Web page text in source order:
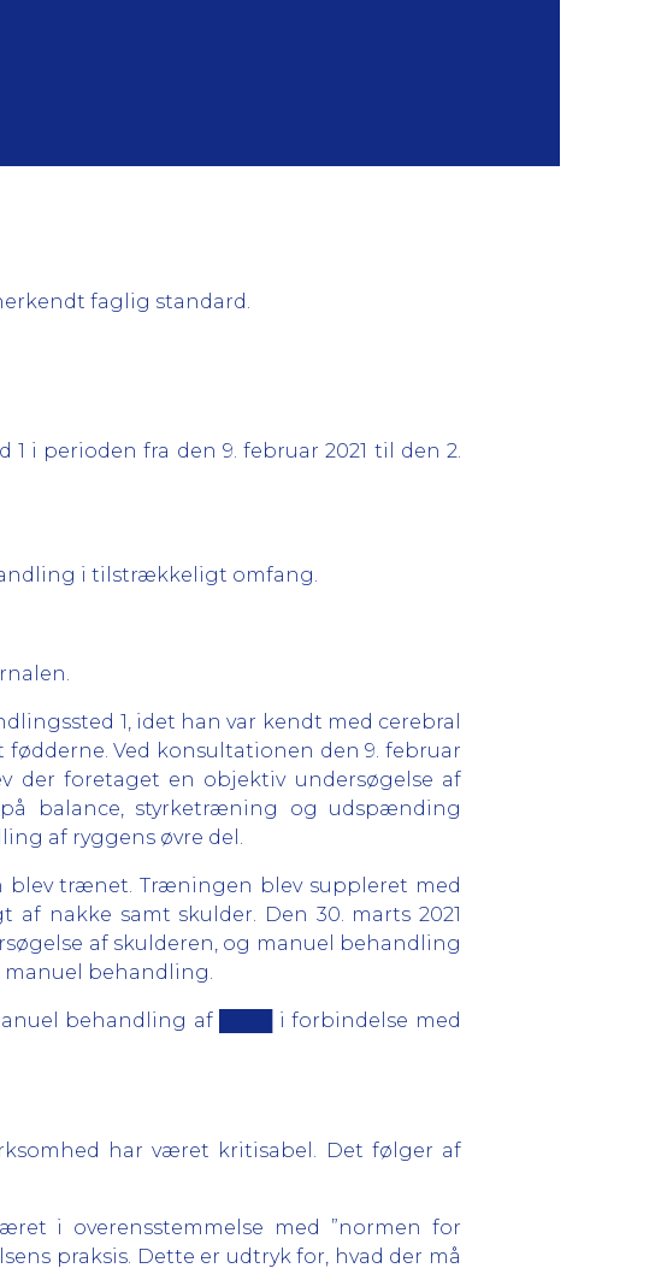
faglig standard.
i perioden fra den 9. februar 2021 til den 2.
i tilstrækkeligt omfang.
1, idet han var kendt med cerebral
Ved konsultationen den 9. februar
der foretaget en objektiv undersøgelse af
balance, styrketræning og udspænding
af ryggens øvre del.
trænet. Træningen blev suppleret med
nakke samt skulder. Den 30. marts 2021
af skulderen, og manuel behandling
manuel behandling.
behandling af ████ i forbindelse med
har været kritisabel. Det følger af
i overensstemmelse med ”normen for
praksis. Dette er udtryk for, hvad der må